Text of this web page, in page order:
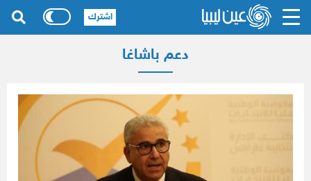
دعم باشاغا
اشترك